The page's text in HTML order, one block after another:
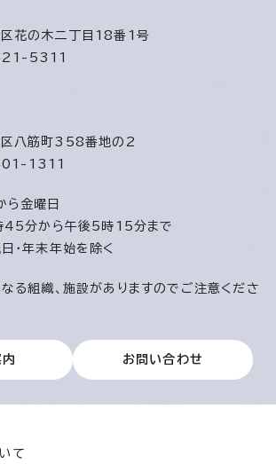
花の木二丁目18番1号
5311
区八筋町358番地の2
1311
ら金曜日
45分から午後5時15分まで
・年末年始を除く
る組織、施設がありますのでご注意くださ
お問い合わせ
て